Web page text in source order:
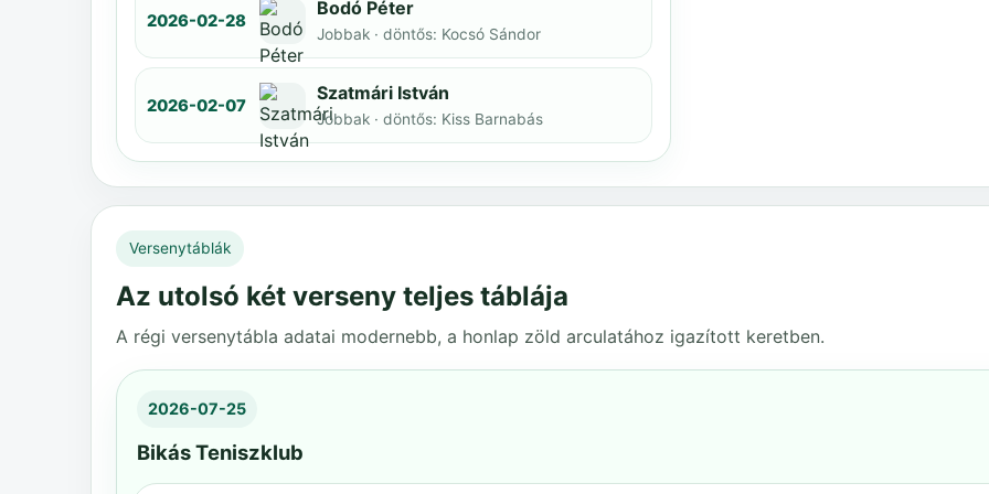
2026-02-28
Bodó Péter
Jobbak · döntős: Kocsó Sándor
2026-02-07
Szatmári István
Jobbak · döntős: Kiss Barnabás
Versenytáblák
Az utolsó két verseny teljes táblája
A régi versenytábla adatai modernebb, a honlap zöld arculatához igazított keretben.
2026-07-25
Bikás Teniszklub